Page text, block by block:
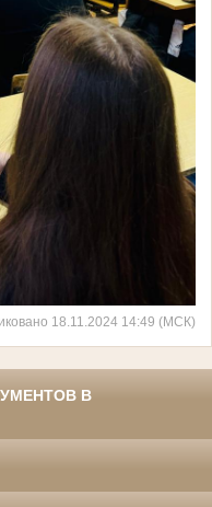
18.11.2024 14:49 (МСК)
В